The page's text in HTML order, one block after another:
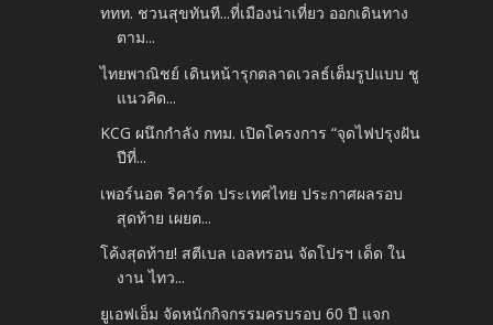
ททท. ชวนสุขทันที...ที่เมืองน่าเที่ยว ออกเดินทาง
ตาม...
ไทยพาณิชย์ เดินหน้ารุกตลาดเวลธ์เต็มรูปแบบ ชู
แนวคิด...
KCG ผนึกกำลัง กทม. เปิดโครงการ “จุดไฟปรุงฝัน
ปีที่...
เพอร์นอต ริคาร์ด ประเทศไทย ประกาศผลรอบ
สุดท้าย เผยต...
โค้งสุดท้าย! สตีเบล เอลทรอน จัดโปรฯ เด็ด ใน
งาน ไทว...
ยูเอฟเอ็ม จัดหนักกิจกรรมครบรอบ 60 ปี แจก